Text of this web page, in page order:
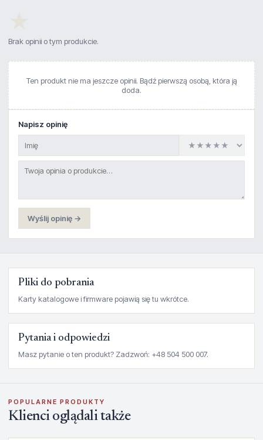
Brak opinii o tym produkcie.
Ten produkt nie ma jeszcze opinii. Bądź pierwszą osobą, która ją
doda.
Napisz opinię
Wyślij opinię →
Pliki do pobrania
Karty katalogowe i firmware pojawią się tu wkrótce.
Pytania i odpowiedzi
Masz pytanie o ten produkt? Zadzwoń: +48 504 500 007.
POPULARNE PRODUKTY
Klienci oglądali także